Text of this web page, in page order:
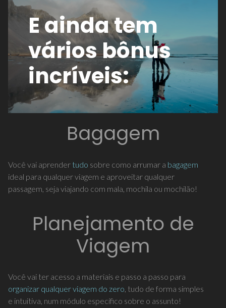
E ainda tem
vários bônus
incríveis:
Bagagem
Você vai aprender tudo sobre como arrumar a bagagem
ideal para qualquer viagem e aproveitar qualquer
passagem, seja viajando com mala, mochila ou mochilão!
Planejamento de
Viagem
Você vai ter acesso a materiais e passo a passo para
organizar qualquer viagem do zero, tudo de forma simples
e intuitiva, num módulo específico sobre o assunto!